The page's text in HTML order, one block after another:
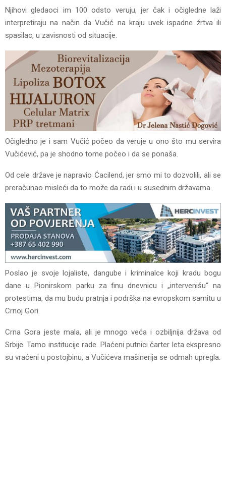
Njihovi gledaoci im 100 odsto veruju, jer čak i očigledne laži
interpretiraju na način da Vučić na kraju uvek ispadne žrtva ili
spasilac, u zavisnosti od situacije.
Očigledno je i sam Vučić počeo da veruje u ono što mu servira
Vučićević, pa je shodno tome počeo i da se ponaša.
Od cele države je napravio Ćacilend, jer smo mi to dozvolili, ali se
preračunao misleći da to može da radi i u susednim državama.
Poslao je svoje lojaliste, dangube i kriminalce koji kradu bogu
dane u Pionirskom parku za finu dnevnicu i „intervenišu“ na
protestima, da mu budu pratnja i podrška na evropskom samitu u
Crnoj Gori.
Crna Gora jeste mala, ali je mnogo veća i ozbiljnija država od
Srbije. Tamo institucije rade. Plaćeni putnici čarter leta ekspresno
su vraćeni u postojbinu, a Vučićeva mašinerija se odmah upregla.